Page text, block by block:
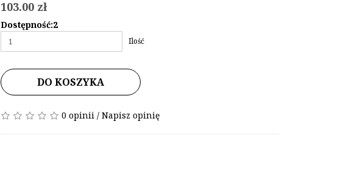
103.00 zł
Dostępność:2
Ilość
DO KOSZYKA
0 opinii/ Napisz opinię